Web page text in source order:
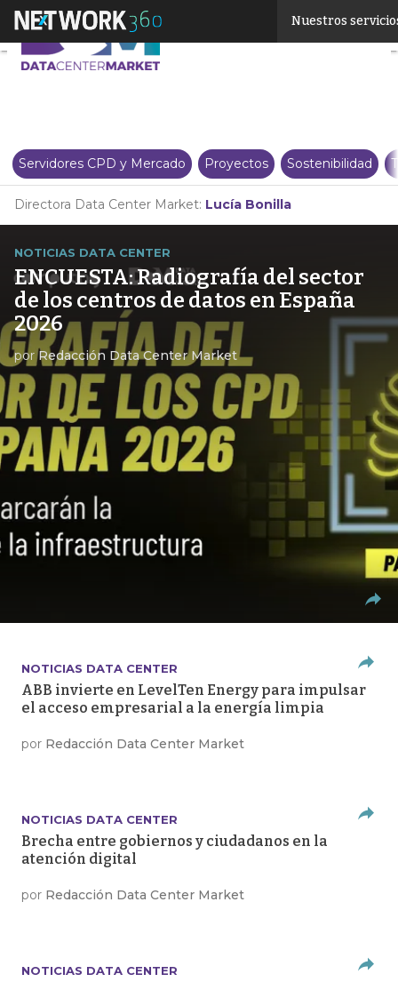
Nuestros
Servidores CPD y Mercado Proyectos Sostenibilidad
Directora Data Center Market: Lucía Bonilla
NOTICIAS DATA CENTER
ENCUESTA: Radiografía del sector
de los centros de datos en España
2026
porRedacción Data Center Market
NOTICIAS DATA CENTER
ABB invierte en LevelTen Energy para impulsar
el acceso empresarial a la energía limpia
por Redacción Data Center Market
NOTICIAS DATA CENTER
Brecha entre gobiernos y ciudadanos en la
atención digital
por Redacción Data Center Market
NOTICIAS DATA CENTER